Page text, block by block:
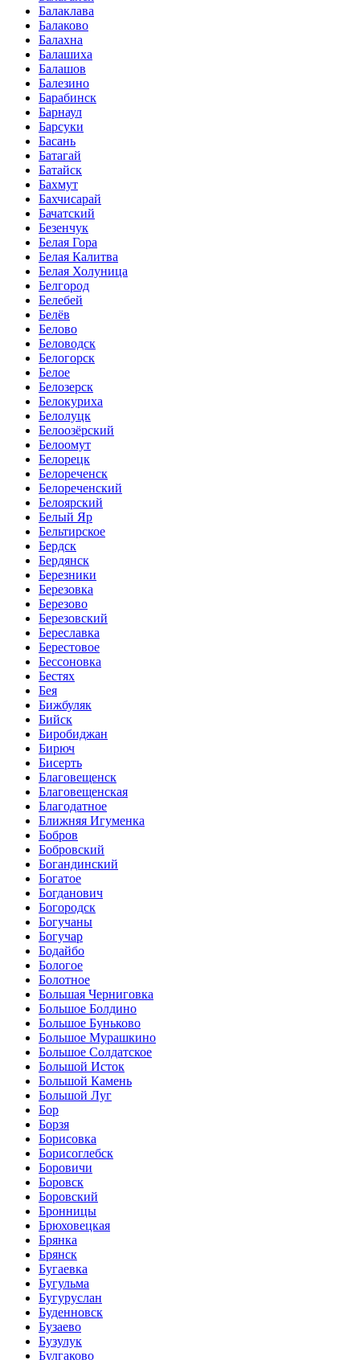
Балаклава
Балаково
Балахна
Балашиха
Балашов
Балезино
Барабинск
Барнаул
Барсуки
Басань
Батагай
Батайск
Бахмут
Бахчисарай
Бачатский
Безенчук
Белая Гора
Белая Калитва
Белая Холуница
Белгород
Белебей
Белёв
Белово
Беловодск
Белогорск
Белое
Белозерск
Белокуриха
Белолуцк
Белоозёрский
Белоомут
Белорецк
Белореченск
Белореченский
Белоярский
Белый Яр
Бельтирское
Бердск
Бердянск
Березники
Березовка
Березово
Березовский
Береславка
Берестовое
Бессоновка
Бестях
Бея
Бижбуляк
Бийск
Биробиджан
Бирюч
Бисерть
Благовещенск
Благовещенская
Благодатное
Ближняя Игуменка
Бобров
Бобровский
Богандинский
Богатое
Богданович
Богородск
Богучаны
Богучар
Бодайбо
Бологое
Болотное
Большая Черниговка
Большое Болдино
Большое Буньково
Большое Мурашкино
Большое Солдатское
Большой Исток
Большой Камень
Большой Луг
Бор
Борзя
Борисовка
Борисоглебск
Боровичи
Боровск
Боровский
Бронницы
Брюховецкая
Брянка
Брянск
Бугаевка
Бугульма
Бугуруслан
Буденновск
Бузаево
Бузулук
Булгаково